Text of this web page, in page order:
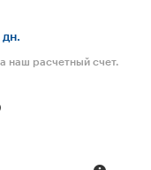
наш расчетный счет.